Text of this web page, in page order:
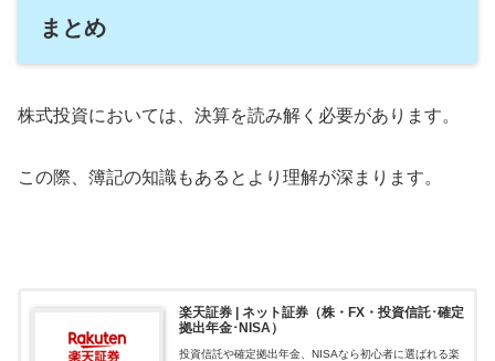
まとめ
株式投資においては、決算を読み解く必要があります。
この際、簿記の知識もあるとより理解が深まります。
楽天証券 | ネット証券（株・FX・投資信託･確定
拠出年金･NISA）
投資信託や確定拠出年金、NISAなら初心者に選ばれる楽